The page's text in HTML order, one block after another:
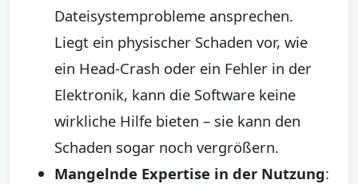
Dateisystemprobleme ansprechen.
Liegt ein physischer Schaden vor, wie
ein Head-Crash oder ein Fehler in der
Elektronik, kann die Software keine
wirkliche Hilfe bieten – sie kann den
Schaden sogar noch vergrößern.
Mangelnde Expertise in der Nutzung: